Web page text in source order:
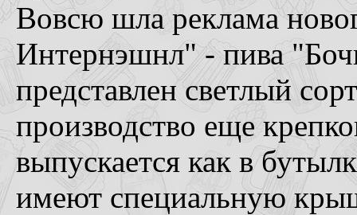
Вовсю шла реклама
Интернэшнл" - пива
представлен светлый
производство еще
выпускается как в
имеют специальную